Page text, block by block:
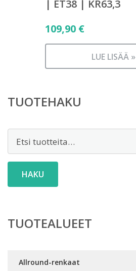
| ET38 | KR63,3
109,90 €
LUE LISÄÄ »
TUOTEHAKU
HAKU
TUOTEALUEET
Allround-renkaat